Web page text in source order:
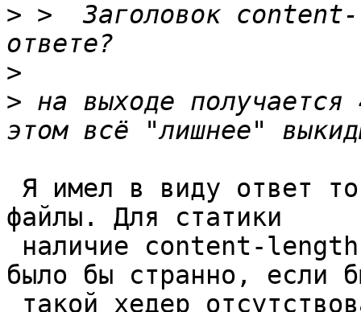
> >  Заголовок
>
> на выходе
файлы. Для статики
было бы странно, если